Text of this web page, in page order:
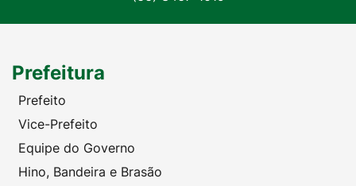
Prefeitura
Prefeito
Vice-Prefeito
Equipe do Governo
Hino, Bandeira e Brasão